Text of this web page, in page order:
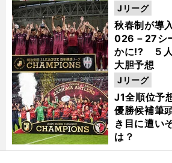
秋春制が導
026－27シ
かに!? ５人
大胆予想
Jリーグ
J1全順位予
優勝候補筆
き目に遭い
は？
Jリーグ